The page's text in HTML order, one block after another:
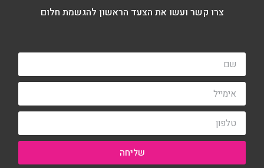
צרו קשר ועשו את הצעד הראשון להגשמת חלום
שליחה